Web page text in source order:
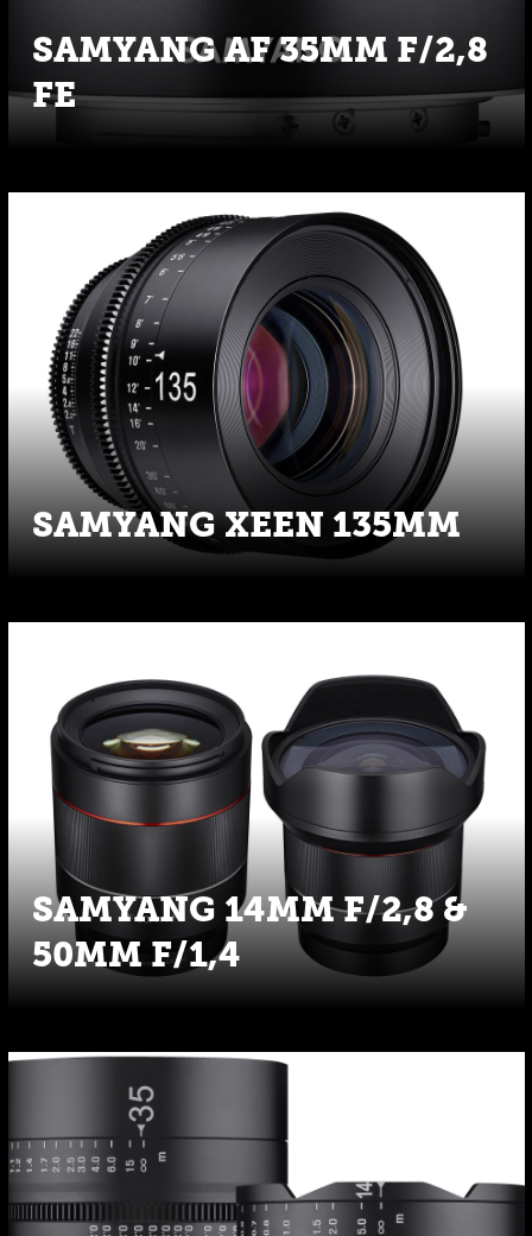
SAMYANG AF 35MM F/2,8
FE
SAMYANG XEEN 135MM
SAMYANG 14MM F/2,8 &
50MM F/1,4